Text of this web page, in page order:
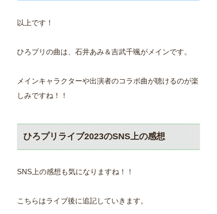
以上です！
ひろプリの曲は、石井あみ＆吉武千颯がメインです。
メインキャラクターや出演者のコラボ曲が聴けるのが楽
しみですね！！
ひろプリライブ2023のSNS上の感想
SNS上の感想も気になりますね！！
こちらはライブ後に追記していきます。